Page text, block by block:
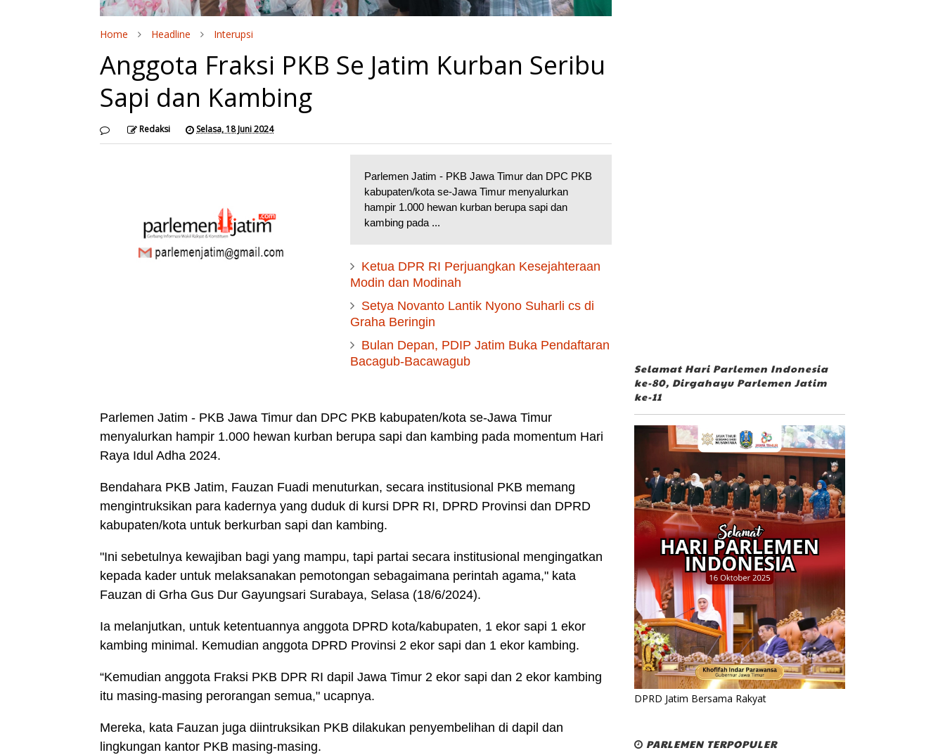
Home Headline Interupsi
Anggota Fraksi PKB Se Jatim Kurban Seribu
Sapi dan Kambing
Redaksi Selasa, 18 Juni 2024
Parlemen Jatim - PKB Jawa Timur dan DPC PKB
kabupaten/kota se-Jawa Timur menyalurkan
hampir 1.000 hewan kurban berupa sapi dan
kambing pada ...
Ketua DPR RI Perjuangkan Kesejahteraan
Modin dan Modinah
Setya Novanto Lantik Nyono Suharli cs di
Graha Beringin
Bulan Depan, PDIP Jatim Buka Pendaftaran
Bacagub-Bacawagub
Parlemen Jatim - PKB Jawa Timur dan DPC PKB kabupaten/kota se-Jawa Timur
menyalurkan hampir 1.000 hewan kurban berupa sapi dan kambing pada momentum Hari
Raya Idul Adha 2024.
Bendahara PKB Jatim, Fauzan Fuadi menuturkan, secara institusional PKB memang
mengintruksikan para kadernya yang duduk di kursi DPR RI, DPRD Provinsi dan DPRD
kabupaten/kota untuk berkurban sapi dan kambing.
"Ini sebetulnya kewajiban bagi yang mampu, tapi partai secara institusional mengingatkan
kepada kader untuk melaksanakan pemotongan sebagaimana perintah agama," kata
Fauzan di Grha Gus Dur Gayungsari Surabaya, Selasa (18/6/2024).
Ia melanjutkan, untuk ketentuannya anggota DPRD kota/kabupaten, 1 ekor sapi 1 ekor
kambing minimal. Kemudian anggota DPRD Provinsi 2 ekor sapi dan 1 ekor kambing.
“Kemudian anggota Fraksi PKB DPR RI dapil Jawa Timur 2 ekor sapi dan 2 ekor kambing
itu masing-masing perorangan semua," ucapnya.
Mereka, kata Fauzan juga diintruksikan PKB dilakukan penyembelihan di dapil dan
lingkungan kantor PKB masing-masing.
Selamat Hari Parlemen Indonesia
ke-80, Dirgahayu Parlemen Jatim
ke-11
DPRD Jatim Bersama Rakyat
PARLEMEN TERPOPULER